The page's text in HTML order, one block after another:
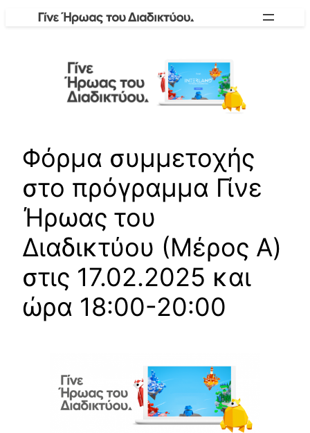
Φόρμα συμμετοχής
στο πρόγραμμα Γίνε
Ήρωας του
Διαδικτύου (Μέρος A)
στις 17.02.2025 και
ώρα 18:00-20:00